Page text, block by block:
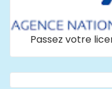
Passez votre